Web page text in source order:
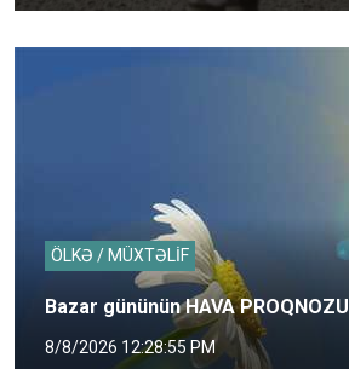
ÖLKƏ / MÜXTƏLİF
Bazar gününün HAVA PROQNOZU
8/8/2026 12:28:55 PM